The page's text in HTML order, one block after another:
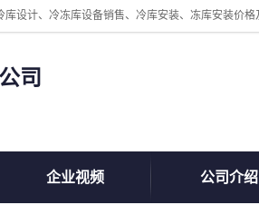
司
企业视频 公司介绍